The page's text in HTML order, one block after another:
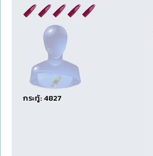
กระทู้: 4827